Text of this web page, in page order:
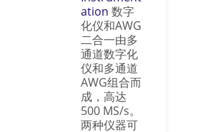
ation 数字
化仪和AWG
二合一由多
通道数字化
仪和多通道
AWG组合而
成，高达
500 MS/s。
两种仪器可